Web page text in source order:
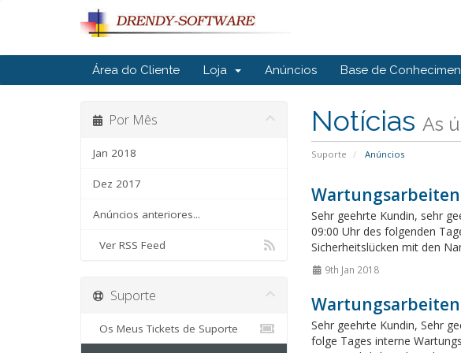
Área do Cliente Loja Anúncios Base de
Notícias As
Suporte Anúncios
Por Mês
Jan 2018
Dez 2017
Anúncios anteriores...
Ver RSS Feed
Sehr geehrte Kundin, sehr
09:00 Uhr des folgenden
Sicherheitslücken mit den
9th Jan 2018
Sehr geehrte Kundin, Sehr
folge Tages interne
Suporte
Os Meus Tickets de Suporte